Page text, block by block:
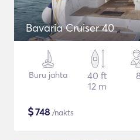
Bavaria Cruiser 40
Buru jahta
40 ft
12 m
$748 /nakts